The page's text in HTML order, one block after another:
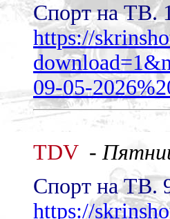
Спорт на ТВ.
https://
09-05-
TDV-
Спорт на ТВ.
https://